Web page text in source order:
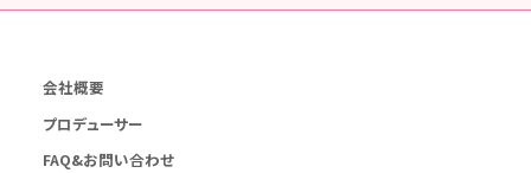
会社概要
プロデューサー
FAQ&お問い合わせ